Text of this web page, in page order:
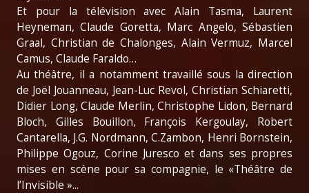
Et pour la télévision avec Alain Tasma, Laurent
Heyneman, Claude Goretta, Marc Angelo, Sébastien
Graal, Christian de Chalonges, Alain Vermuz, Marcel
Camus, Claude Faraldo…
Au théâtre, il a notamment travaillé sous la direction
de Joël Jouanneau, Jean-Luc Revol, Christian Schiaretti,
Didier Long, Claude Merlin, Christophe Lidon, Bernard
Bloch, Gilles Bouillon, François Kergoulay, Robert
Cantarella, J.G. Nordmann, C.Zambon, Henri Bornstein,
Philippe Ogouz, Corine Juresco et dans ses propres
mises en scène pour sa compagnie, le «Théâtre de
l’Invisible »...